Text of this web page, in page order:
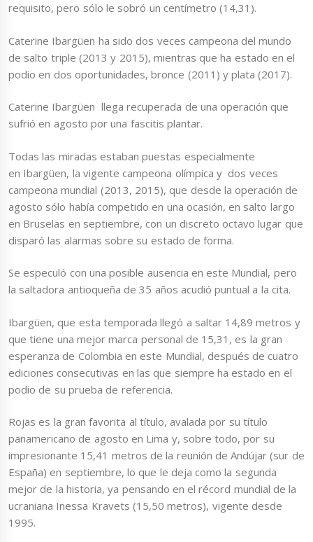
requisito, pero sólo le sobró un centímetro (14,31).
Caterine Ibargüen ha sido dos veces campeona del mundo
de salto triple (2013 y 2015), mientras que ha estado en el
podio en dos oportunidades, bronce (2011) y plata (2017).
Caterine Ibargüen llega recuperada de una operación que
sufrió en agosto por una fascitis plantar.
Todas las miradas estaban puestas especialmente
en Ibargüen, la vigente campeona olímpica y dos veces
campeona mundial (2013, 2015), que desde la operación de
agosto sólo había competido en una ocasión, en salto largo
en Bruselas en septiembre, con un discreto octavo lugar que
disparó las alarmas sobre su estado de forma.
Se especuló con una posible ausencia en este Mundial, pero
la saltadora antioqueña de 35 años acudió puntual a la cita.
Ibargüen, que esta temporada llegó a saltar 14,89 metros y
que tiene una mejor marca personal de 15,31, es la gran
esperanza de Colombia en este Mundial, después de cuatro
ediciones consecutivas en las que siempre ha estado en el
podio de su prueba de referencia.
Rojas es la gran favorita al título, avalada por su título
panamericano de agosto en Lima y, sobre todo, por su
impresionante 15,41 metros de la reunión de Andújar (sur de
España) en septiembre, lo que le deja como la segunda
mejor de la historia, ya pensando en el récord mundial de la
ucraniana Inessa Kravets (15,50 metros), vigente desde
1995.